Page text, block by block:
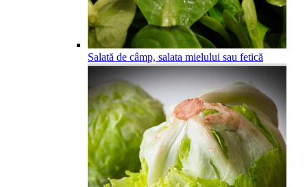
Salată de câmp, salata mielului sau fetică